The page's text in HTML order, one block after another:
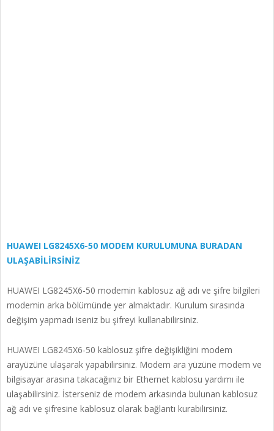
HUAWEI LG8245X6-50 MODEM KURULUMUNA BURADAN
ULAŞABİLİRSİNİZ
HUAWEI LG8245X6-50 modemin kablosuz ağ adı ve şifre bilgileri
modemin arka bölümünde yer almaktadır. Kurulum sırasında
değişim yapmadı iseniz bu şifreyi kullanabilirsiniz.
HUAWEI LG8245X6-50 kablosuz şifre değişikliğini modem
arayüzüne ulaşarak yapabilirsiniz. Modem ara yüzüne modem ve
bilgisayar arasına takacağınız bir Ethernet kablosu yardımı ile
ulaşabilirsiniz. İsterseniz de modem arkasında bulunan kablosuz
ağ adı ve şifresine kablosuz olarak bağlantı kurabilirsiniz.